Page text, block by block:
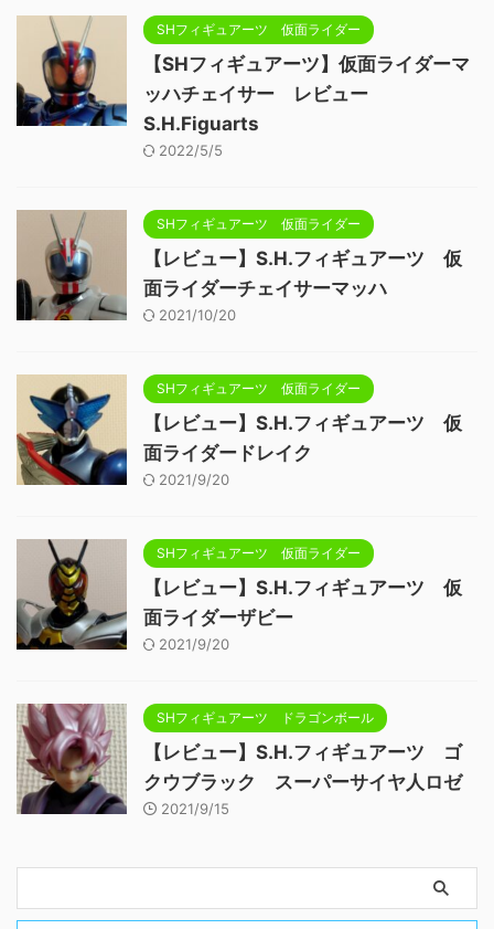
SHフィギュアーツ 仮面ライダー
【SHフィギュアーツ】仮面ライダーマ
ッハチェイサー レビュー
S.H.Figuarts
2022/5/5
SHフィギュアーツ 仮面ライダー
【レビュー】S.H.フィギュアーツ 仮
面ライダーチェイサーマッハ
2021/10/20
SHフィギュアーツ 仮面ライダー
【レビュー】S.H.フィギュアーツ 仮
面ライダードレイク
2021/9/20
SHフィギュアーツ 仮面ライダー
【レビュー】S.H.フィギュアーツ 仮
面ライダーザビー
2021/9/20
SHフィギュアーツ ドラゴンボール
【レビュー】S.H.フィギュアーツ ゴ
クウブラック スーパーサイヤ人ロゼ
2021/9/15